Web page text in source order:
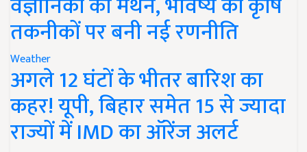
तकनीकों पर बनी नई रणनीति
Weather
अगले 12 घंटों के भीतर बारिश का
कहर! यूपी, बिहार समेत 15 से ज्यादा
राज्यों में IMD का ऑरेंज अलर्ट